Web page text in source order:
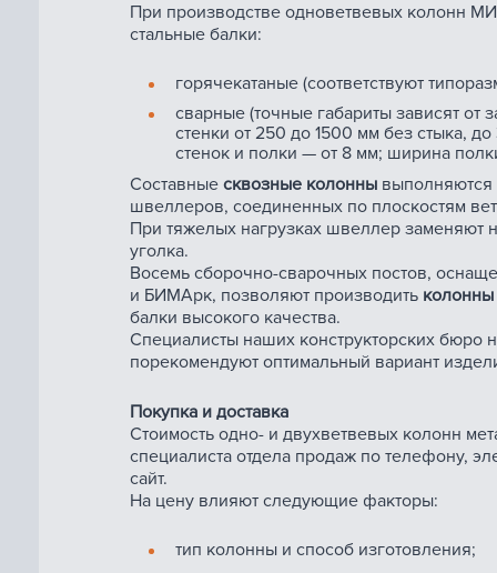
При производстве одноветвевых колонн
стальные балки:
горячекатаные (соответствуют
сварные (точные габариты зависят от
стенки от 250 до 1500 мм без стыка,
стенок и полки — от 8 мм; ширина
Составные сквозные колонны выполняются
швеллеров, соединенных по плоскостям
При тяжелых нагрузках швеллер заменяют
уголка.
Восемь сборочно-сварочных постов,
и БИМАрк, позволяют производить колонны
балки высокого качества.
Специалисты наших конструкторских бюро
порекомендуют оптимальный вариант
Покупка и доставка
Стоимость одно- и двухветвевых колонн
специалиста отдела продаж по телефону,
сайт.
На цену влияют следующие факторы:
тип колонны и способ изготовления;